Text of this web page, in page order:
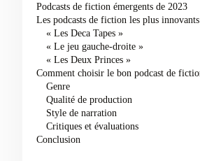
Podcasts de fiction émergents de 2023
Les podcasts de fiction les plus
« Les Deca Tapes »
« Le jeu gauche-droite »
« Les Deux Princes »
Comment choisir le bon podcast de
Genre
Qualité de production
Style de narration
Critiques et évaluations
Conclusion